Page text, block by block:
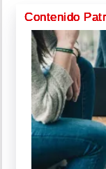
Contenido